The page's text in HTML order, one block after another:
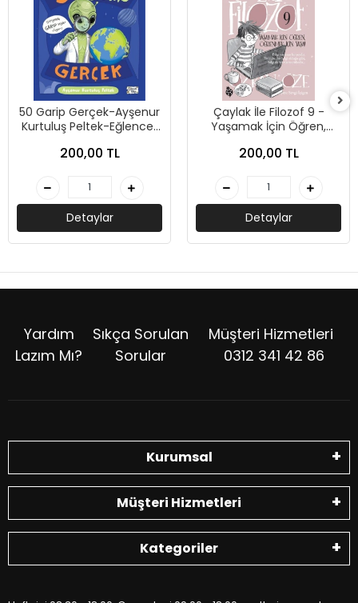
50 Garip Gerçek-Ayşenur
Kurtuluş Peltek-Eğlenceli
200,00 TL
Detaylar
Çaylak İle Filozof 9 -
Yaşamak İçin Öğren,
Özkan Öze - Uğurböceği
200,00 TL
Detaylar
Yardım
Lazım Mı?
Sıkça Sorulan
Sorular
Müşteri Hizmetleri
0312 341 42 86
Kurumsal
Müşteri Hizmetleri
Kategoriler